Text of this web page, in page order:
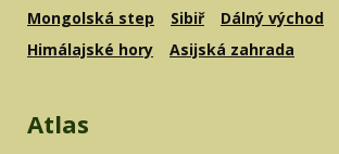
Mongolská step
Sibiř
Dálný východ
Himálajské hory
Asijská zahrada
Atlas